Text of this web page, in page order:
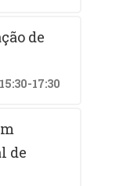
de
15:30-17:30
de